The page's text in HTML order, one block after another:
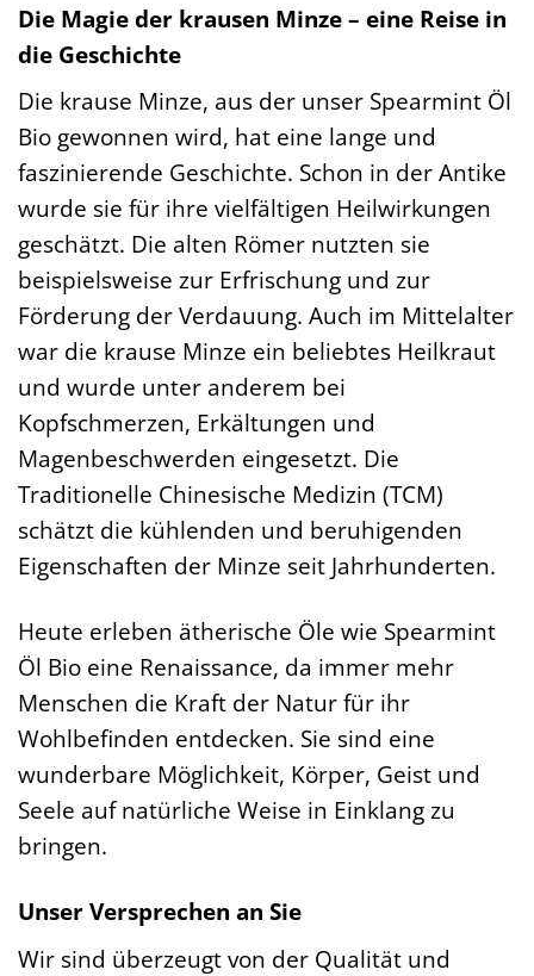
Die Magie der krausen Minze – eine Reise in
die Geschichte
Die krause Minze, aus der unser Spearmint Öl
Bio gewonnen wird, hat eine lange und
faszinierende Geschichte. Schon in der Antike
wurde sie für ihre vielfältigen Heilwirkungen
geschätzt. Die alten Römer nutzten sie
beispielsweise zur Erfrischung und zur
Förderung der Verdauung. Auch im Mittelalter
war die krause Minze ein beliebtes Heilkraut
und wurde unter anderem bei
Kopfschmerzen, Erkältungen und
Magenbeschwerden eingesetzt. Die
Traditionelle Chinesische Medizin (TCM)
schätzt die kühlenden und beruhigenden
Eigenschaften der Minze seit Jahrhunderten.
Heute erleben ätherische Öle wie Spearmint
Öl Bio eine Renaissance, da immer mehr
Menschen die Kraft der Natur für ihr
Wohlbefinden entdecken. Sie sind eine
wunderbare Möglichkeit, Körper, Geist und
Seele auf natürliche Weise in Einklang zu
bringen.
Unser Versprechen an Sie
Wir sind überzeugt von der Qualität und